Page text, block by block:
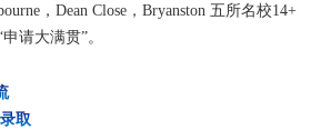
，Dean Close，Bryanston 五所名校14+
请大满贯”。
取